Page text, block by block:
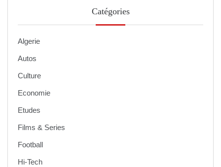
Catégories
Algerie
Autos
Culture
Economie
Etudes
Films & Series
Football
Hi-Tech